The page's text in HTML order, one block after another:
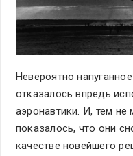
Невероятно
отказалось впредь
аэронавтики. И, тем не
показалось, что они
качестве новейшего